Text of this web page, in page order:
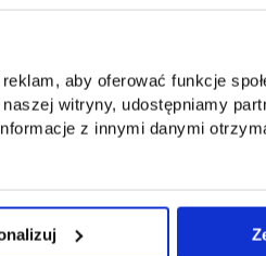
aby oferować funkcje
witryny, udostępniamy
z innymi danymi